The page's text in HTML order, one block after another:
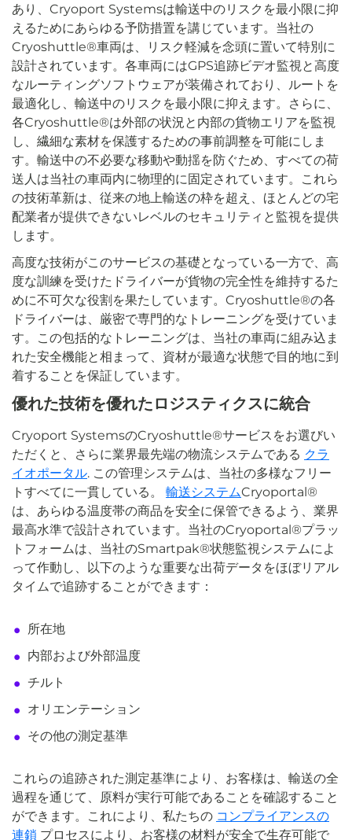
あり、Cryoport Systemsは輸送中のリスクを最小限に抑
えるためにあらゆる予防措置を講じています。当社の
Cryoshuttle®車両は、リスク軽減を念頭に置いて特別に
設計されています。各車両にはGPS追跡ビデオ監視と高度
なルーティングソフトウェアが装備されており、ルートを
最適化し、輸送中のリスクを最小限に抑えます。さらに、
各Cryoshuttle®は外部の状況と内部の貨物エリアを監視
し、繊細な素材を保護するための事前調整を可能にしま
す。輸送中の不必要な移動や動揺を防ぐため、すべての荷
送人は当社の車両内に物理的に固定されています。これら
の技術革新は、従来の地上輸送の枠を超え、ほとんどの宅
配業者が提供できないレベルのセキュリティと監視を提供
します。
高度な技術がこのサービスの基礎となっている一方で、高
度な訓練を受けたドライバーが貨物の完全性を維持するた
めに不可欠な役割を果たしています。Cryoshuttle®の各
ドライバーは、厳密で専門的なトレーニングを受けていま
す。この包括的なトレーニングは、当社の車両に組み込ま
れた安全機能と相まって、資材が最適な状態で目的地に到
着することを保証しています。
優れた技術を優れたロジスティクスに統合
Cryoport SystemsのCryoshuttle®サービスをお選びい
ただくと、さらに業界最先端の物流システムである クラ
イオポータル. この管理システムは、当社の多様なフリー
トすべてに一貫している。 輸送システムCryoportal®
は、あらゆる温度帯の商品を安全に保管できるよう、業界
最高水準で設計されています。当社のCryoportal®プラッ
トフォームは、当社のSmartpak®状態監視システムによ
って作動し、以下のような重要な出荷データをほぼリアル
タイムで追跡することができます：
所在地
内部および外部温度
チルト
オリエンテーション
その他の測定基準
これらの追跡された測定基準により、お客様は、輸送の全
過程を通じて、原料が実行可能であることを確認すること
ができます。これにより、私たちの コンプライアンスの
連鎖 プロセスにより、お客様の材料が安全で生存可能で